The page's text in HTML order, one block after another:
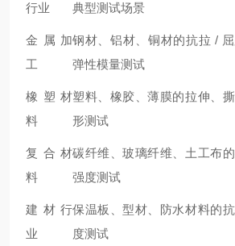
行业 典型测试场景
金属加
工
钢材、铝材、铜材的抗拉 / 屈
弹性模量测试
橡塑材
料
塑料、橡胶、薄膜的拉伸、
形测试
复合材
料
碳纤维、玻璃纤维、土工布
强度测试
建材行
业
保温板、型材、防水材料的
度测试